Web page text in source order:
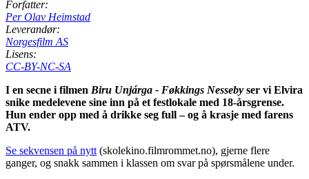
Forfatter:
Per Olav Heimstad
Leverandør:
Norgesfilm AS
Lisens:
CC-BY-NC-SA
I en secne i filmen Biru Unjárga - Føkkings Nesseby ser vi Elvira
snike medelevene sine inn på et festlokale med 18-årsgrense.
Hun ender opp med å drikke seg full – og å krasje med farens
ATV.
Se sekvensen på nytt (skolekino.filmrommet.no), gjerne flere
ganger, og snakk sammen i klassen om svar på spørsmålene under.